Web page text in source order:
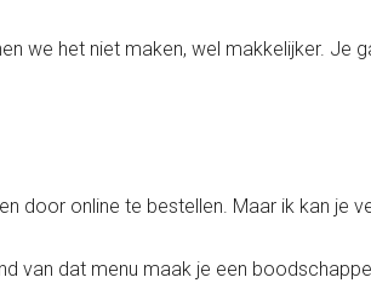
we het niet maken, wel makkelijker.
door online te bestellen. Maar ik kan je
van dat menu maak je een